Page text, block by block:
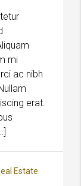
mi
ac nibh
erat.
Estate